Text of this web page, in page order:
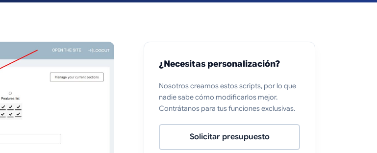
¿Necesitas personalización?
Nosotros creamos estos scripts, por lo que
nadie sabe cómo modificarlos mejor.
Contrátanos para tus funciones exclusivas.
Solicitar presupuesto